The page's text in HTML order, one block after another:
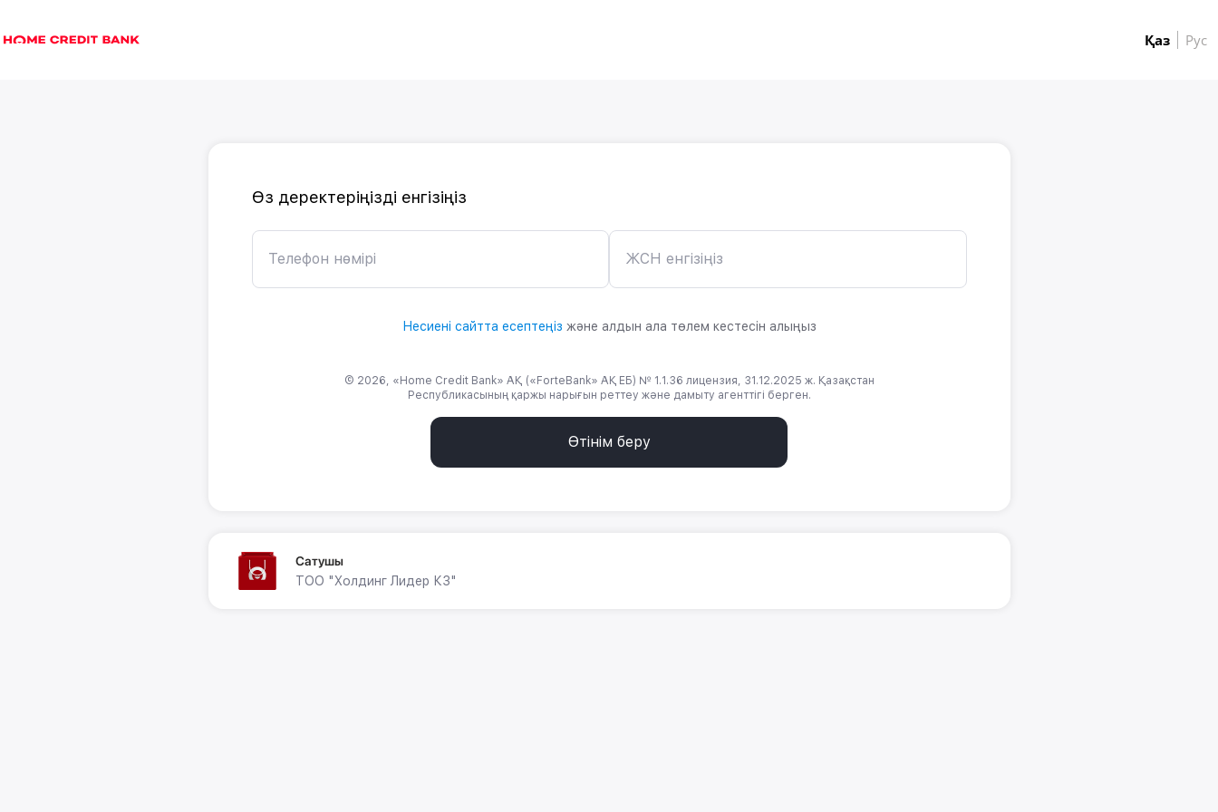
Қаз Рус
Өз деректеріңізді енгізіңіз
Телефон нөмірі ЖСН енгізіңіз
Несиені сайтта есептеңіз және алдын ала төлем кестесін алыңыз
© 2026, «Home Credit Bank» АҚ («ForteBank» АҚ ЕБ) № 1.1.36 лицензия, 31.12.2025 ж. Қазақстан
Республикасының қаржы нарығын реттеу және дамыту агенттігі берген.
Өтінім беру
Сатушы
ТОО "Холдинг Лидер КЗ"